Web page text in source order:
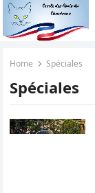
Home Spéciales
Spéciales